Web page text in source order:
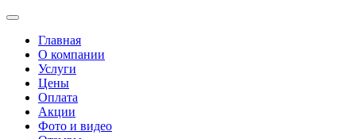
Перейти
содержимому
(нажмите
Enter)
Главная
О компании
Услуги
Цены
Оплата
Акции
Фото и видео